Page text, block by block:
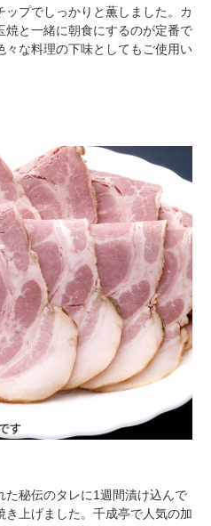
プでしっかりと薫しました。カ
焼と一緒に朝食にするのが定番で
な料理の下味としてもご使用い
た秘伝のタレに1週間漬け込んで
上げました。千成亭で人気の加